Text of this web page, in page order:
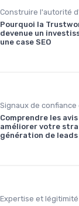
Pourquoi la
devenue un
une case SEO
Comprendre les
améliorer votre
génération de leads